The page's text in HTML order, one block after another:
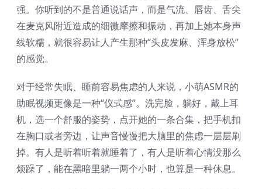
强。你听到的不是普通说话声，而是气流、唇齿、舌尖
在麦克风附近造成的细微摩擦和振动，再加上她本身声
线软糯，就很容易让人产生那种“头皮发麻、浑身放松”
的感觉。
对于经常失眠、睡前容易焦虑的人来说，小萌ASMR的
助眠视频更像是一种“仪式感”。洗完脸，躺好，戴上耳
机，选一个舒服的姿势，点开她的一条合集，把手机扣
在胸口或者旁边，让声音慢慢把大脑里的焦虑一层层刷
掉。有人是听着听着就睡着了，有人是听着心情没那么
烦躁了，能在黑暗里躺一两个小时，也算是一种休息。